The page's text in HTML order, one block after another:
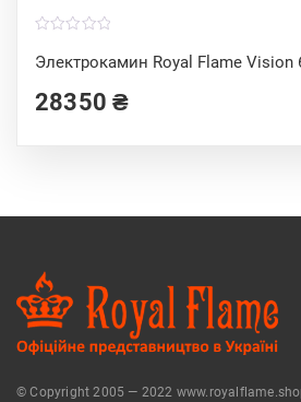
Электрокамин Royal Flame Vision
o
u
o
f
28350₴
© Copyright 2005 — 2022